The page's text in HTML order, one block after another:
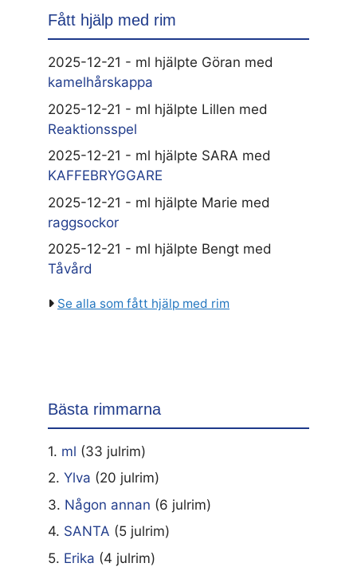
Fått hjälp med rim
2025-12-21 - ml hjälpte Göran med
kamelhårskappa
2025-12-21 - ml hjälpte Lillen med
Reaktionsspel
2025-12-21 - ml hjälpte SARA med
KAFFEBRYGGARE
2025-12-21 - ml hjälpte Marie med
raggsockor
2025-12-21 - ml hjälpte Bengt med
Tåvård
Se alla som fått hjälp med rim
Bästa rimmarna
1. ml (33 julrim)
2. Ylva (20 julrim)
3. Någon annan (6 julrim)
4. SANTA (5 julrim)
5. Erika (4 julrim)